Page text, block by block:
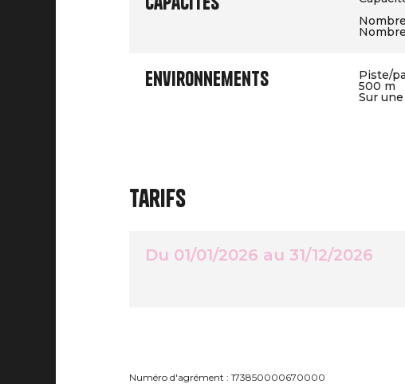
Environnements Piste/
500 m
Sur
Tarifs
Du 01/01/2026 au 31/12/2026
Numéro d'agrément : 173850000670000